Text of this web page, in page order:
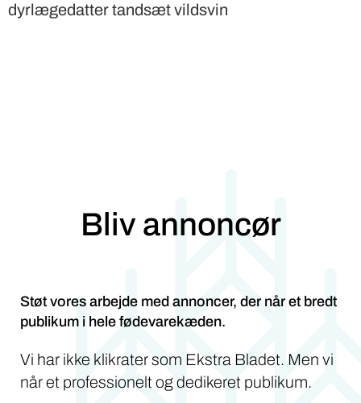
dyrlægedatter tandsæt vildsvin
Bliv annoncør
Støt vores arbejde med annoncer, der når et bredt
publikum i hele fødevarekæden.
Vi har ikke klikrater som Ekstra Bladet. Men vi
når et professionelt og dedikeret publikum.